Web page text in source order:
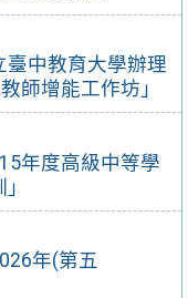
中教育大學辦理
師增能工作坊」
年度高級中等學
年(第五